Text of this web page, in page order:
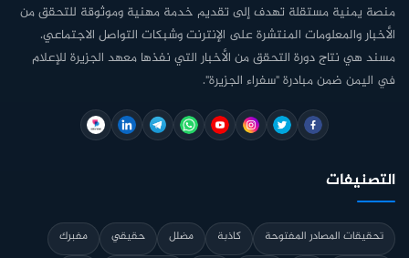
منصة يمنية مستقلة تهدف إلى تقديم خدمة مهنية وموثوقة للتحقق من
الأخبار والمعلومات المنتشرة على الإنترنت وشبكات التواصل الاجتماعي.
مسند هي نتاج دورة التحقق من الأخبار التي نفذها معهد الجزيرة للإعلام
في اليمن ضمن مبادرة "سفراء الجزيرة".
التصنيفات
تحقيقات المصادر المفتوحة كاذبة مضلل حقيقي
مفبرك